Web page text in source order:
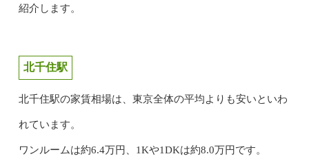
紹介します。
北千住駅
北千住駅の家賃相場は、東京全体の平均よりも安いといわ
れています。
ワンルームは約6.4万円、1Kや1DKは約8.0万円です。